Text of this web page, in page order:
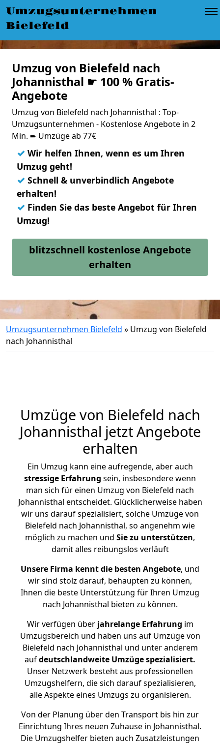
Umzugsunternehmen
Bielefeld
Umzug von Bielefeld nach
Johannisthal ☛ 100 % Gratis-
Angebote
Umzug von Bielefeld nach Johannisthal : Top-
Umzugsunternehmen - Kostenlose Angebote in 2
Min. ➨ Umzüge ab 77€
✓ Wir helfen Ihnen, wenn es um Ihren
Umzug geht!
✓ Schnell & unverbindlich Angebote
erhalten!
✓ Finden Sie das beste Angebot für Ihren
Umzug!
blitzschnell kostenlose Angebote
erhalten
Umzugsunternehmen Bielefeld » Umzug von Bielefeld
nach Johannisthal
Umzüge von Bielefeld nach
Johannisthal jetzt Angebote
erhalten
Ein Umzug kann eine aufregende, aber auch
stressige Erfahrung sein, insbesondere wenn
man sich für einen Umzug von Bielefeld nach
Johannisthal entscheidet. Glücklicherweise haben
wir uns darauf spezialisiert, solche Umzüge von
Bielefeld nach Johannisthal, so angenehm wie
möglich zu machen und Sie zu unterstützen,
damit alles reibungslos verläuft
Unsere Firma kennt die besten Angebote, und
wir sind stolz darauf, behaupten zu können,
Ihnen die beste Unterstützung für Ihren Umzug
nach Johannisthal bieten zu können.
Wir verfügen überjahrelange Erfahrung im
Umzugsbereich und haben uns auf Umzüge von
Bielefeld nach Johannisthal und unter anderem
aufdeutschlandweite Umzüge spezialisiert.
Unser Netzwerk besteht aus professionellen
Umzugshelfern, die sich darauf spezialisieren,
alle Aspekte eines Umzugs zu organisieren.
Von der Planung über den Transport bis hin zur
Einrichtung Ihres neuen Zuhause in Johannisthal.
Die Umzugshelfer bieten auch Zusatzleistungen